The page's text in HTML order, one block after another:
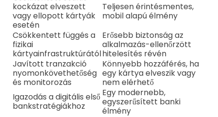
kockázat elveszett
vagy ellopott kártyák
esetén
Teljesen érintésmentes,
mobil alapú élmény
Csökkentett függés a
fizikai
kártyainfrastruktúrától
Erősebb biztonság az
alkalmazás-ellenőrzött
hitelesítés révén
Javított tranzakció
nyomonkövethetőség
és monitorozás
Könnyebb hozzáférés, ha
egy kártya elveszik vagy
nem elérhető
Igazodás a digitális első
bankstratégiákhoz
Egy modernebb,
egyszerűsített banki
élmény